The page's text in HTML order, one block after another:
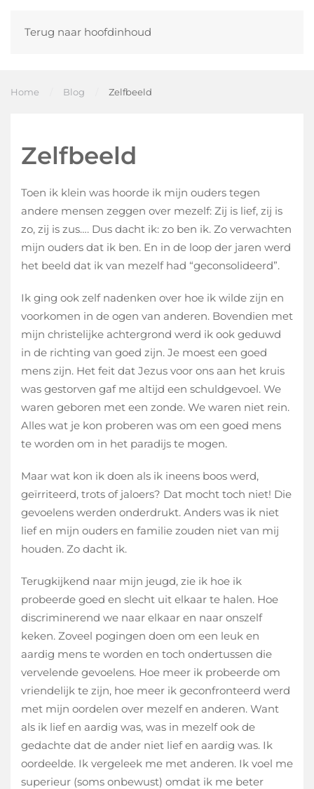
Terug naar hoofdinhoud
Home Blog Zelfbeeld
Zelfbeeld
Toen ik klein was hoorde ik mijn ouders tegen
andere mensen zeggen over mezelf: Zij is lief, zij is
zo, zij is zus…. Dus dacht ik: zo ben ik. Zo verwachten
mijn ouders dat ik ben. En in de loop der jaren werd
het beeld dat ik van mezelf had “geconsolideerd”.
Ik ging ook zelf nadenken over hoe ik wilde zijn en
voorkomen in de ogen van anderen. Bovendien met
mijn christelijke achtergrond werd ik ook geduwd
in de richting van goed zijn. Je moest een goed
mens zijn. Het feit dat Jezus voor ons aan het kruis
was gestorven gaf me altijd een schuldgevoel. We
waren geboren met een zonde. We waren niet rein.
Alles wat je kon proberen was om een goed mens
te worden om in het paradijs te mogen.
Maar wat kon ik doen als ik ineens boos werd,
geïrriteerd, trots of jaloers? Dat mocht toch niet! Die
gevoelens werden onderdrukt. Anders was ik niet
lief en mijn ouders en familie zouden niet van mij
houden. Zo dacht ik.
Terugkijkend naar mijn jeugd, zie ik hoe ik
probeerde goed en slecht uit elkaar te halen. Hoe
discriminerend we naar elkaar en naar onszelf
keken. Zoveel pogingen doen om een leuk en
aardig mens te worden en toch ondertussen die
vervelende gevoelens. Hoe meer ik probeerde om
vriendelijk te zijn, hoe meer ik geconfronteerd werd
met mijn oordelen over mezelf en anderen. Want
als ik lief en aardig was, was in mezelf ook de
gedachte dat de ander niet lief en aardig was. Ik
oordeelde. Ik vergeleek me met anderen. Ik voel me
superieur (soms onbewust) omdat ik me beter